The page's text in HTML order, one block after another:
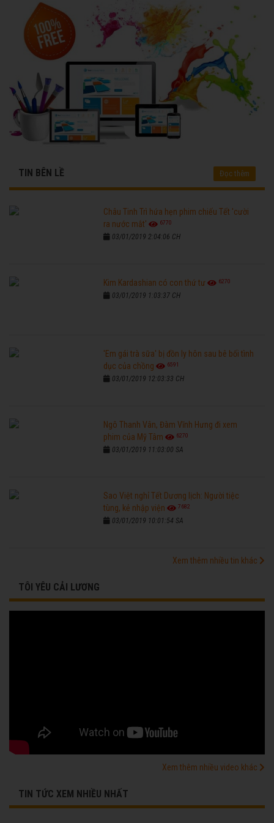
TIN BÊN LỀ Đọc thêm
Châu Tinh Trì hứa hẹn phim chiếu Tết 'cười
ra nước mắt'
6770
03/01/2019 2:04:06 CH
Kim Kardashian có con thứ tư 6270
03/01/2019 1:03:37 CH
'Em gái trà sữa' bị đồn ly hôn sau bê bối tình
dục của chồng
6591
03/01/2019 12:03:33 CH
Ngô Thanh Vân, Đàm Vĩnh Hưng đi xem
phim của Mỹ Tâm
6270
03/01/2019 11:03:00 SA
Sao Việt nghỉ Tết Dương lịch: Người tiệc
tùng, kẻ nhập viện
7682
03/01/2019 10:01:54 SA
Xem thêm nhiều tin khác
TÔI YÊU CẢI LƯƠNG
Xem thêm nhiều video khác
TIN TỨC XEM NHIỀU NHẤT